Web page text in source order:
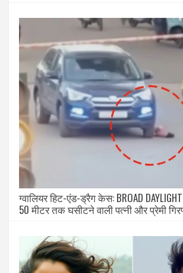
ग्वालियर हिट-एंड-ड्रैग केस: BROAD
50 मीटर तक घसीटने वाली पत्नी और प्रेमी